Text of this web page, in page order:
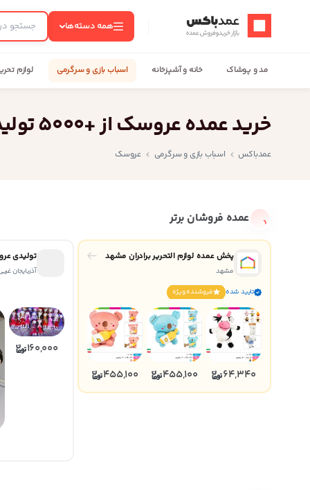
عمدباکس — بازگشت به صفحه اصلی همه دسته‌ها
مد و پوشاک خانه و آشپزخانه اسباب بازی و سرگرمی لوازم
خرید عمده عروسک از +5000 تولید کننده زیر قیمت بازار
عمدباکس اسباب بازی و سرگرمی عروسک
عمده فروشان برتر
پخش عمده لوازم التحریر برادران مشهد
مشهد
تایید شده
فروشنده ويژه
64,340
455,100
455,100
تولیدی
آذربایجان
160,000